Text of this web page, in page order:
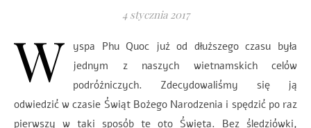
4 stycznia 2017
W
yspa Phu Quoc już od dłuższego czasu była
jednym z naszych wietnamskich celów
podróżniczych. Zdecydowaliśmy się ją
odwiedzić w czasie Świąt Bożego Narodzenia i spędzić po raz
pierwszy w taki sposób te oto Święta. Bez śledziówki,